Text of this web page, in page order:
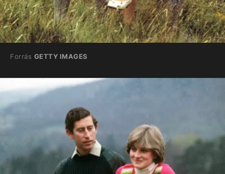
Forrás GETTY IMAGES